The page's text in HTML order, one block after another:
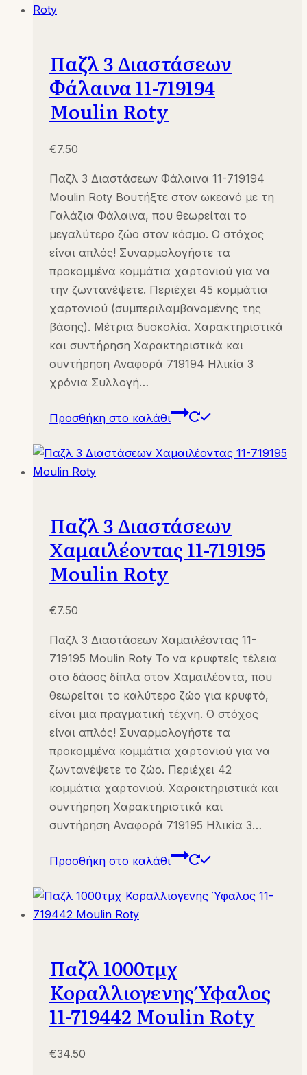
Παζλ 3 Διαστάσεων
Φάλαινα 11-719194
Moulin Roty
€7.50
Παζλ 3 Διαστάσεων Φάλαινα 11-719194
Moulin Roty Βουτήξτε στον ωκεανό με τη
Γαλάζια Φάλαινα, που θεωρείται το
μεγαλύτερο ζώο στον κόσμο. Ο στόχος
είναι απλός! Συναρμολογήστε τα
προκομμένα κομμάτια χαρτονιού για να
την ζωντανέψετε. Περιέχει 45 κομμάτια
χαρτονιού (συμπεριλαμβανομένης της
βάσης). Μέτρια δυσκολία. Χαρακτηριστικά
και συντήρηση Χαρακτηριστικά και
συντήρηση Αναφορά 719194 Ηλικία 3
χρόνια Συλλογή…
Προσθήκη στο καλάθι
Παζλ 3 Διαστάσεων
Χαμαιλέοντας 11-719195
Moulin Roty
€7.50
Παζλ 3 Διαστάσεων Χαμαιλέοντας 11-
719195 Moulin Roty Το να κρυφτείς τέλεια
στο δάσος δίπλα στον Χαμαιλέοντα, που
θεωρείται το καλύτερο ζώο για κρυφτό,
είναι μια πραγματική τέχνη. Ο στόχος
είναι απλός! Συναρμολογήστε τα
προκομμένα κομμάτια χαρτονιού για να
ζωντανέψετε το ζώο. Περιέχει 42
κομμάτια χαρτονιού. Χαρακτηριστικά και
συντήρηση Χαρακτηριστικά και
συντήρηση Αναφορά 719195 Ηλικία 3…
Προσθήκη στο καλάθι
Παζλ 1000τμχ
Κοραλλιογενης Ύφαλος
11-719442 Moulin Roty
€34.50